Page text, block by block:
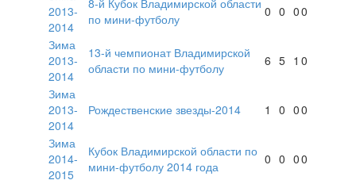
2013-
2014
по мини-футболу
0 0 00
Зима
2013-
2014
13-й чемпионат Владимирской
области по мини-футболу
6 5 1 0
Зима
2013-
2014
Рождественские звезды-2014 1 0 00
Зима
2014-
2015
Кубок Владимирской области по
мини-футболу 2014 года
0 0 00